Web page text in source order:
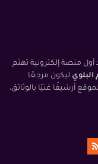
أول منصة إلكترونية تهتم
البلوي ليكون مرجعًا
أرشيفًا غنيًا بالوثائق،